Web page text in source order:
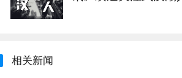
相关新闻